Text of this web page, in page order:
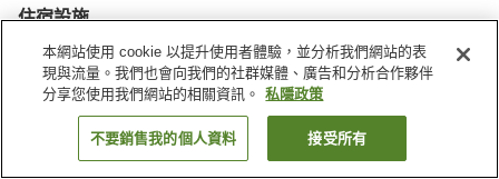
住宿設施
停車場
收費洗衣房
送遞服務
日本 千葉縣 市川 市川東京灣優質住宿酒店
找客房
本網站使用 cookie 以提升使用者體驗，並分析我們網站的表
現與流量。我們也會向我們的社群媒體、廣告和分析合作夥伴
分享您使用我們網站的相關資訊。
私隱政策
不要銷售我的個人資料 接受所有